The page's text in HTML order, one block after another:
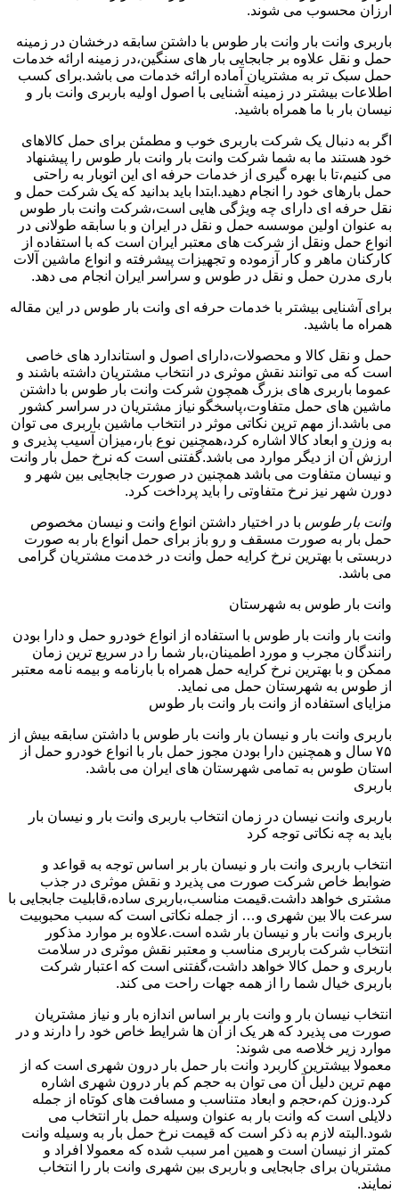
ارزان محسوب می شوند.
باربری وانت بار وانت بار طوس با داشتن سابقه درخشان در زمینه
حمل و نقل علاوه بر جابجایی بار های سنگین،در زمینه ارائه خدمات
حمل سبک تر به مشتریان آماده ارائه خدمات می باشد.برای کسب
اطلاعات بیشتر در زمینه آشنایی با اصول اولیه باربری وانت بار و
نیسان بار با ما همراه باشید.
اگر به دنبال یک شرکت باربری خوب و مطمئن برای حمل کالاهای
خود هستند ما به شما شرکت وانت بار وانت بار طوس را پیشنهاد
می کنیم،تا با بهره گیری از خدمات حرفه ای این اتوبار به راحتی
حمل بارهای خود را انجام دهید.ابتدا باید بدانید که یک شرکت حمل و
نقل حرفه ای دارای چه ویژگی هایی است،شرکت وانت بار طوس
به عنوان اولین موسسه حمل و نقل در ایران و با سابقه طولانی در
انواع حمل ونقل از شرکت های معتبر ایران است که با استفاده از
کارکنان ماهر و کار آزموده و تجهیزات پیشرفته و انواع ماشین آلات
باری مدرن حمل و نقل در طوس و سراسر ایران انجام می دهد.
برای آشنایی بیشتر با خدمات حرفه ای وانت بار طوس در این مقاله
همراه ما باشید.
حمل و نقل کالا و محصولات،دارای اصول و استاندارد های خاصی
است که می توانند نقش موثری در انتخاب مشتریان داشته باشند و
عموما باربری های بزرگ همچون شرکت وانت بار طوس با داشتن
ماشین های حمل متفاوت،پاسخگو نیاز مشتریان در سراسر کشور
می باشد.از مهم ترین نکاتی موثر در انتخاب ماشین باربری می توان
به وزن و ابعاد کالا اشاره کرد،همچنین نوع بار،میزان آسیب پذیری و
ارزش آن از دیگر موارد می باشد.گفتنی است که نرخ حمل بار وانت
و نیسان متفاوت می باشد همچنین در صورت جابجایی بین شهر و
دورن شهر نیز نرخ متفاوتی را باید پرداخت کرد.
وانت بار طوس با در اختیار داشتن انواع وانت و نیسان مخصوص
حمل بار به صورت مسقف و رو باز برای حمل انواع بار به صورت
دربستی با بهترین نرخ کرایه حمل وانت در خدمت مشتریان گرامی
می باشد.
وانت بار طوس به شهرستان
وانت بار وانت بار طوس با استفاده از انواع خودرو حمل و دارا بودن
رانندگان مجرب و مورد اطمینان،بار شما را در سریع ترین زمان
ممکن و با بهترین نرخ کرایه حمل همراه با بارنامه و بیمه نامه معتبر
از طوس به شهرستان حمل می نماید.
مزایای استفاده از وانت بار وانت بار طوس
باربری وانت بار و نیسان بار وانت بار طوس با داشتن سابقه بیش از
۷۵ سال و همچنین دارا بودن مجوز حمل بار با انواع خودرو حمل از
استان طوس به تمامی شهرستان های ایران می باشد.
باربری
باربری وانت نیسان در زمان انتخاب باربری وانت بار و نیسان بار
باید به چه نکاتی توجه کرد
انتخاب باربری وانت بار و نیسان بار بر اساس توجه به قواعد و
ضوابط خاص شرکت صورت می پذیرد و نقش موثری در جذب
مشتری خواهد داشت.قیمت مناسب،باربری ساده،قابلیت جابجایی با
سرعت بالا بین شهری و… از جمله نکاتی است که سبب محبوبیت
باربری وانت بار و نیسان بار شده است.علاوه بر موارد مذکور
انتخاب شرکت باربری مناسب و معتبر نقش موثری در سلامت
باربری و حمل کالا خواهد داشت،گفتنی است که اعتبار شرکت
باربری خیال شما را از همه جهات راحت می کند.
انتخاب نیسان بار و وانت بار بر اساس اندازه بار و نیاز مشتریان
صورت می پذیرد که هر یک از آن ها شرایط خاص خود را دارند و در
موارد زیر خلاصه می شوند:
معمولا بیشترین کاربرد وانت بار حمل بار درون شهری است که از
مهم ترین دلیل آن می توان به حجم کم بار درون شهری اشاره
کرد.وزن کم،حجم و ابعاد متناسب و مسافت های کوتاه از جمله
دلایلی است که وانت بار به عنوان وسیله حمل بار انتخاب می
شود.البته لازم به ذکر است که قیمت نرخ حمل بار به وسیله وانت
کمتر از نیسان است و همین امر سبب شده که معمولا افراد و
مشتریان برای جابجایی و باربری بین شهری وانت بار را انتخاب
نمایند.